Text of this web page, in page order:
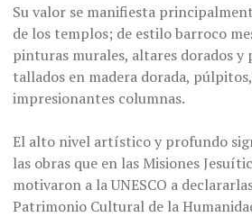
Su valor se manifiesta
de los templos; de estilo barroco
pinturas murales, altares dorados y
tallados en madera dorada,
impresionantes columnas.
El alto nivel artístico y profundo
las obras que en las Misiones
motivaron a la UNESCO a
Patrimonio Cultural de la